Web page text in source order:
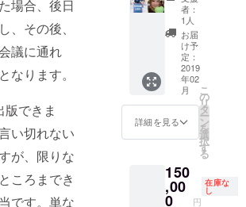
場合、後日
、その後、
議に通れ
なります。
できま
い切れない
が、限りな
ころまでき
です。単な
依頼を
募集す
ること
も可
能、ご
自身の
ブログ
やホー
ムペー
ジのリ
も可の
です。
本は出
WordPr
essブロ
グにし
たい。
・サイ
トの改
善点を
ピンポ
イント
で教え
WordPr
ess運用
に関す
様！ブ
ログ美
女
RENA
嬢＋堤
と90分
飲める
権利】
ブログ
の中の
人、
RENA
とリア
ルで90
分飲め
者：
1人
お届
け予
定：
2019
年02
月
詳細を見る
こ
の
リ
タ
ー
ン
を
選
択
す
る
150
,00
0 円
在庫な
し